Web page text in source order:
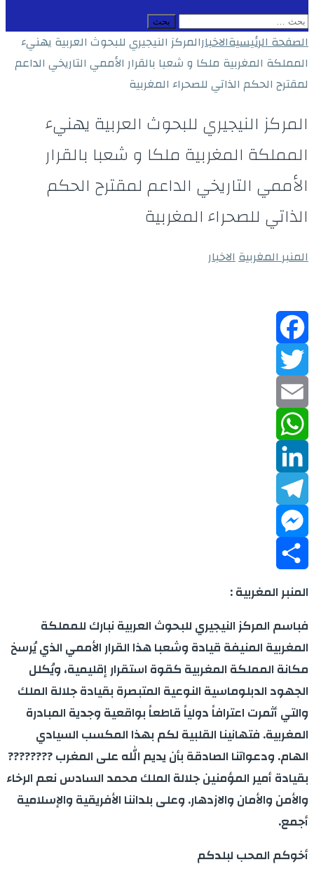
البحث
عن:
الصفحة الرئيسيةالاخبارالمركز النيجيري للبحوث العربية يهنيء
المملكة المغربية ملكا و شعبا بالقرار الأممي التاريخي الداعم
لمقترح الحكم الذاتي للصحراء المغربية
المركز النيجيري للبحوث العربية يهنيء
المملكة المغربية ملكا و شعبا بالقرار
الأممي التاريخي الداعم لمقترح الحكم
الذاتي للصحراء المغربية
المنبر المغربيةالاخبار
Facebook
Twitter
Email
WhatsApp
LinkedIn
Telegram
Messenger
Share
المنبر المغربية :
فباسم المركز النيجيري للبحوث العربية نبارك للمملكة
المغربية المنيفة قيادة وشعبا هذا القرار الأممي الذي يُرسخ
مكانة المملكة المغربية كقوة استقرار إقليمية، ويُكلل
الجهود الدبلوماسية النوعية المتبصرة بقيادة جلالة الملك
والتي أثمرت اعترافاً دولياً قاطعاً بواقعية وجدية المبادرة
المغربية. فتهانينا القلبية لكم بهذا المكسب السيادي
الهام. ودعواتنا الصادقة بأن يديم الله على المغرب ????????
بقيادة أمير المؤمنين جلالة الملك محمد السادس نعم الرخاء
والأمن والأمان والازدهار. وعلى بلداننا الأفريقية والإسلامية
أجمع.
أخوكم المحب لبلدكم